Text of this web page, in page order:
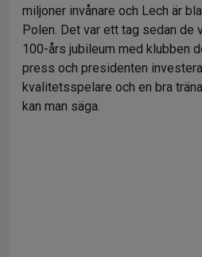
miljoner invånare och Lech är
Polen. Det var ett tag sedan de
100-års jubileum med klubben
press och presidenten
kvalitetsspelare och en bra
kan man säga.